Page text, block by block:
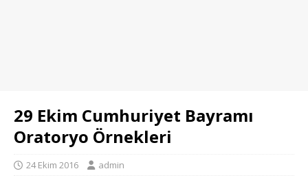
29 Ekim Cumhuriyet Bayramı
Oratoryo Örnekleri
24 Ekim 2016 admin